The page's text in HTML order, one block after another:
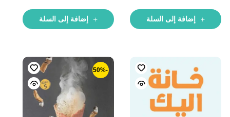
إضافة إلى السلة إضافة إلى السلة
-50%